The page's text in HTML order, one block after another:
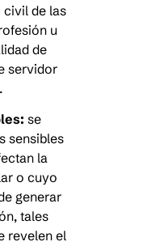
civil de las
u
de
servidor
se
sensibles
la
o cuyo
generar
tales
revelen el